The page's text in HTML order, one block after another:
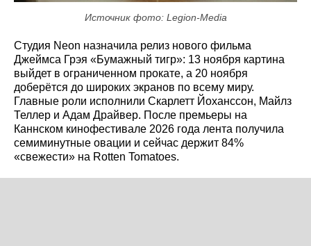
Источник фото: Legion-Media
Студия Neon назначила релиз нового фильма
Джеймса Грэя «Бумажный тигр»: 13 ноября картина
выйдет в ограниченном прокате, а 20 ноября
доберётся до широких экранов по всему миру.
Главные роли исполнили Скарлетт Йоханссон, Майлз
Теллер и Адам Драйвер. После премьеры на
Каннском кинофестивале 2026 года лента получила
семиминутные овации и сейчас держит 84%
«свежести» на Rotten Tomatoes.